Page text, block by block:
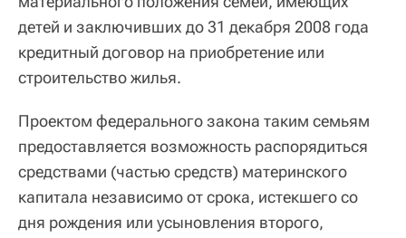
детей и заключивших до 31 декабря 2008 года
кредитный договор на приобретение или
строительство жилья.
Проектом федерального закона таким семьям
предоставляется возможность распорядиться
средствами (частью средств) материнского
капитала независимо от срока, истекшего со
дня рождения или усыновления второго,